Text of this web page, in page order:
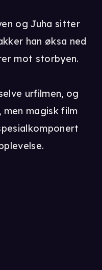
og Juha sitter
han øksa ned
mot storbyen.
urfilmen, og
magisk film